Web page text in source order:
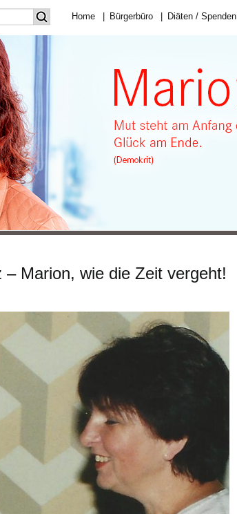
Home Bürgerbüro Diäten / Spenden
Marion, wie die Zeit vergeht!